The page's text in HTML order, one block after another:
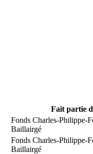
Fait partie
Fonds Charles-Philippe-
Baillairgé
Fonds Charles-Philippe-
Baillairgé